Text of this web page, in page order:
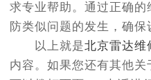
求专业帮助。通过正确
防类似问题的发生，确保
以上就是北京雷达维
内容。如果您还有其他关